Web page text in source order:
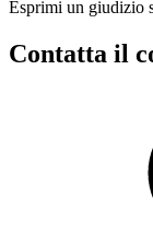
Esprimi un giudizio
Contatta il